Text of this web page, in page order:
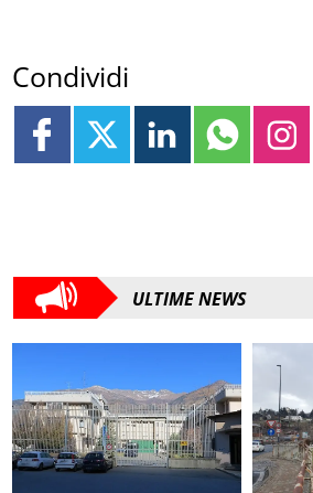
Condividi
ULTIME NEWS